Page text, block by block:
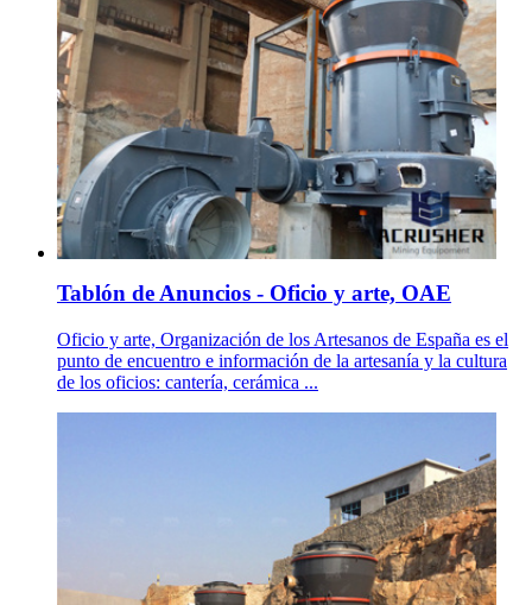
Tablón de Anuncios - Oficio y arte, OAE
Oficio y arte, Organización de los Artesanos de España es el
punto de encuentro e información de la artesanía y la cultura
de los oficios: cantería, cerámica ...